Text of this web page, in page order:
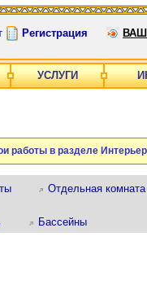
Регистрация
УСЛУГИ
работы в разделе
Отдельная комната
Бассейны